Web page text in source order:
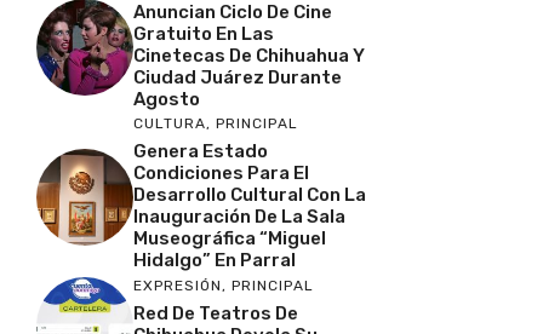
Anuncian Ciclo De Cine
Gratuito En Las
Cinetecas De Chihuahua Y
Ciudad Juárez Durante
Agosto
CULTURA, PRINCIPAL
Genera Estado
Condiciones Para El
Desarrollo Cultural Con La
Inauguración De La Sala
Museográfica “Miguel
Hidalgo” En Parral
EXPRESIÓN , PRINCIPAL
Red De Teatros De